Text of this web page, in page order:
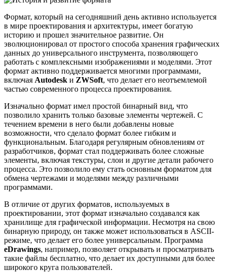
Формат, который на сегодняшний день активно используется
в мире проектирования и архитектуры, имеет богатую
историю и прошел значительное развитие. Он
эволюционировал от простого способа хранения графических
данных до универсального инструмента, позволяющего
работать с комплексными изображениями и моделями. Этот
формат активно поддерживается многими программами,
включая Autodesk и ZWSoft, что делает его неотъемлемой
частью современного процесса проектирования.
Изначально формат имел простой бинарный вид, что
позволило хранить только базовые элементы чертежей. С
течением времени в него были добавлены новые
возможности, что сделало формат более гибким и
функциональным. Благодаря регулярным обновлениям от
разработчиков, формат стал поддерживать более сложные
элементы, включая текстуры, слои и другие детали рабочего
процесса. Это позволило ему стать основным форматом для
обмена чертежами и моделями между различными
программами.
В отличие от других форматов, используемых в
проектировании, этот формат изначально создавался как
хранилище для графической информации. Несмотря на свою
бинарную природу, он также может использоваться в ASCII-
режиме, что делает его более универсальным. Программа
eDrawings, например, позволяет открывать и просматривать
такие файлы бесплатно, что делает их доступными для более
широкого круга пользователей.